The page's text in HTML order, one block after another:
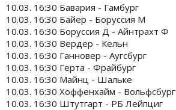
10.03. 16:30 Бавария - Гамбург
10.03. 16:30 Байер - Боруссия М
10.03. 16:30 Боруссия Д - Айнтрахт Ф
10.03. 16:30 Вердер - Кельн
10.03. 16:30 Ганновер - Аугсбург
10.03. 16:30 Герта - Фрайбург
10.03. 16:30 Майнц - Шальке
10.03. 16:30 Хоффенхайм - Вольфсбург
10.03. 16:30 Штутгарт - РБ Лейпциг